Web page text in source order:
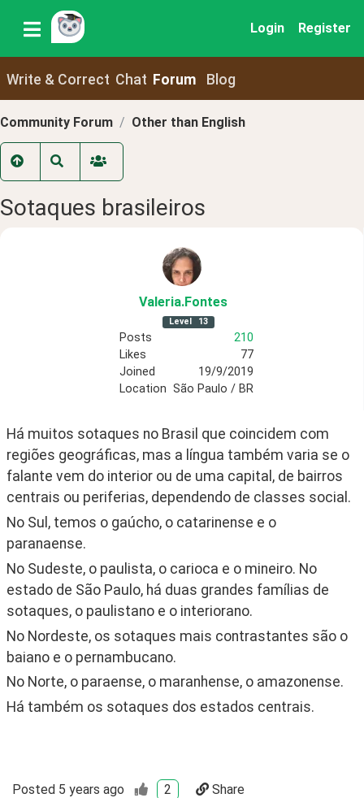
Login Register
Write & Correct Chat Forum Blog
Community Forum Other than English
Sotaques brasileiros
Valeria.Fontes
Level 13
Posts
210
Likes
77
Joined
19/9/2019
Location São Paulo / BR
Há muitos sotaques no Brasil que coincidem com
regiões geográficas, mas a língua também varia se o
falante vem do interior ou de uma capital, de bairros
centrais ou periferias, dependendo de classes social.
No Sul, temos o gaúcho, o catarinense e o
paranaense.
No Sudeste, o paulista, o carioca e o mineiro. No
estado de São Paulo, há duas grandes famílias de
sotaques, o paulistano e o interiorano.
No Nordeste, os sotaques mais contrastantes são o
baiano e o pernambucano.
No Norte, o paraense, o maranhense, o amazonense.
Há também os sotaques dos estados centrais.
Posted 5 years ago 2 Share